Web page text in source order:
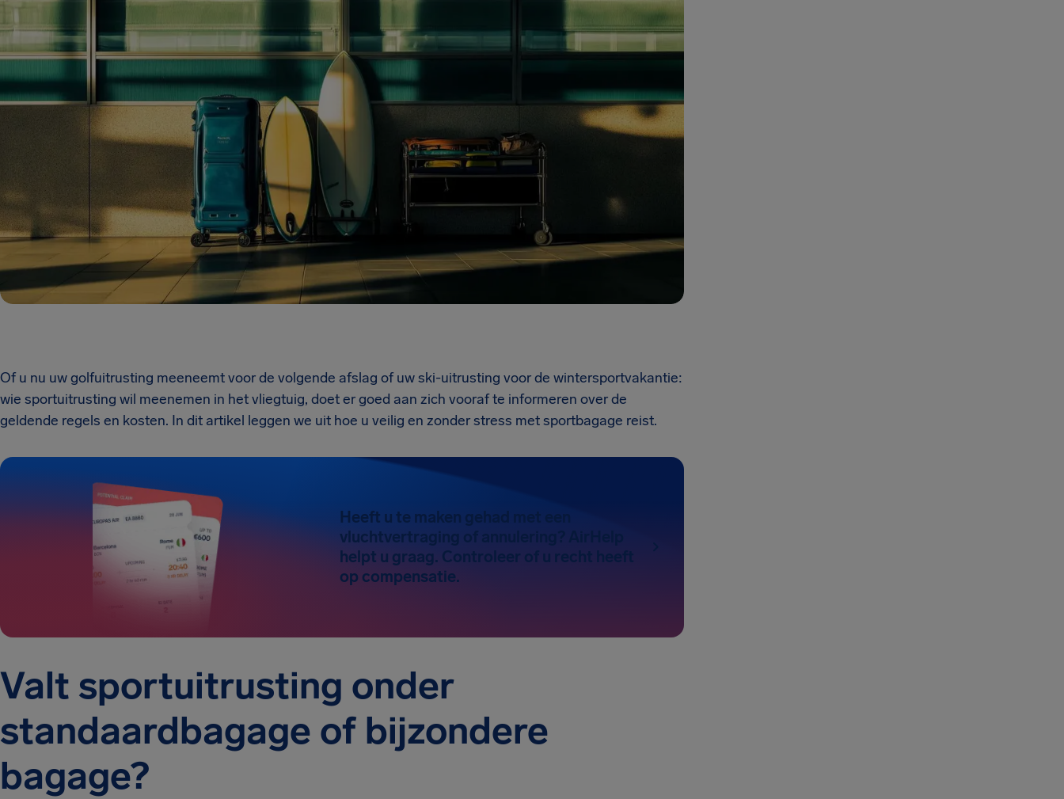
Of u nu uw golfuitrusting meeneemt voor de volgende afslag of uw ski-uitrusting voor de wintersportvakantie:
wie sportuitrusting wil meenemen in het vliegtuig, doet er goed aan zich vooraf te informeren over de
geldende regels en kosten. In dit artikel leggen we uit hoe u veilig en zonder stress met sportbagage reist.
Heeft u te maken gehad met een
vluchtvertraging of annulering? AirHelp
helpt u graag. Controleer of u recht heeft
op compensatie.
Valt sportuitrusting onder
standaardbagage of bijzondere
bagage?